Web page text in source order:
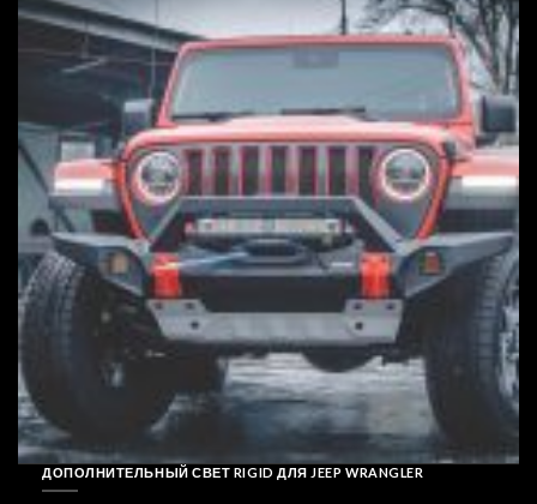
ДОПОЛНИТЕЛЬНЫЙ СВЕТ RIGID ДЛЯ JEEP WRANGLER